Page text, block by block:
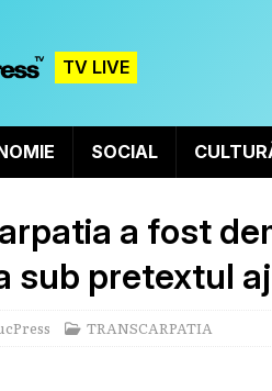
TV LIVE
SOCIAL
a fost
sub pretextul
TRANSCARPATIA